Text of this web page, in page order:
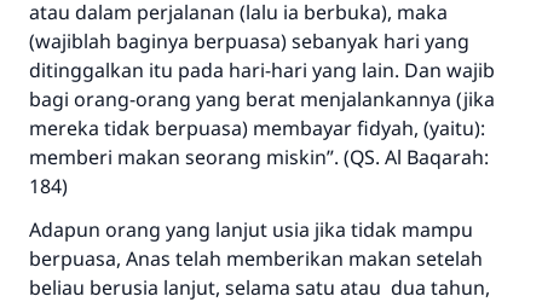
atau dalam perjalanan (lalu ia berbuka), maka
(wajiblah baginya berpuasa) sebanyak hari yang
ditinggalkan itu pada hari-hari yang lain. Dan wajib
bagi orang-orang yang berat menjalankannya (jika
mereka tidak berpuasa) membayar fidyah, (yaitu):
memberi makan seorang miskin”. (QS. Al Baqarah:
184)
Adapun orang yang lanjut usia jika tidak mampu
berpuasa, Anas telah memberikan makan setelah
beliau berusia lanjut, selama satu atau dua tahun,